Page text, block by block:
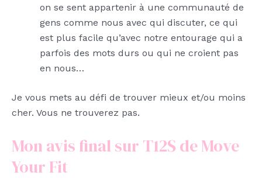
on se sent appartenir à une communauté de
gens comme nous avec qui discuter, ce qui
est plus facile qu’avec notre entourage qui a
parfois des mots durs ou qui ne croient pas
en nous…
Je vous mets au défi de trouver mieux et/ou moins
cher. Vous ne trouverez pas.
Mon avis final sur T12S de Move
Your Fit